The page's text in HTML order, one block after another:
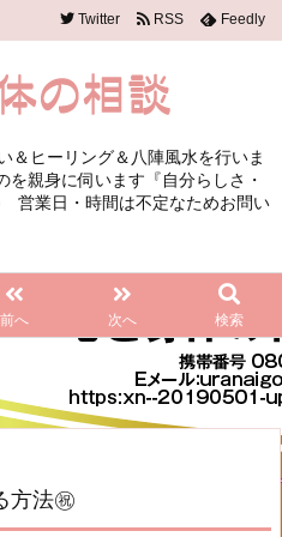
ヒーリング＆八陣風水を行いま
親身に伺います『自分らしさ・
営業日・時間は不定なためお問い
前へ 次へ 検索
Twitter RSS Feedly
方法㊗